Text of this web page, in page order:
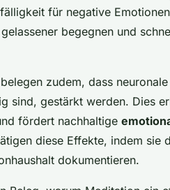
für negative
begegnen und
zudem, dass
sind, gestärkt werden. Dies
fördert nachhaltige
diese Effekte, indem sie
dokumentieren.